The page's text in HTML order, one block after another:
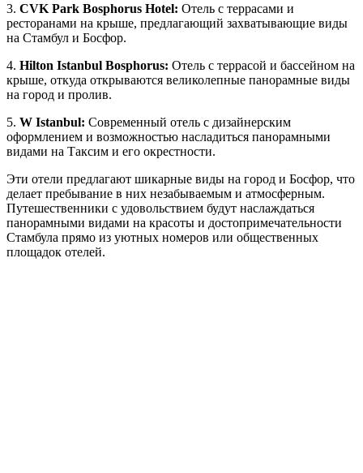
3. CVK Park Bosphorus Hotel: Отель с террасами и
ресторанами на крыше, предлагающий захватывающие виды
на Стамбул и Босфор.
4. Hilton Istanbul Bosphorus: Отель с террасой и бассейном на
крыше, откуда открываются великолепные панорамные виды
на город и пролив.
5. W Istanbul: Современный отель с дизайнерским
оформлением и возможностью насладиться панорамными
видами на Таксим и его окрестности.
Эти отели предлагают шикарные виды на город и Босфор, что
делает пребывание в них незабываемым и атмосферным.
Путешественники с удовольствием будут наслаждаться
панорамными видами на красоты и достопримечательности
Стамбула прямо из уютных номеров или общественных
площадок отелей.